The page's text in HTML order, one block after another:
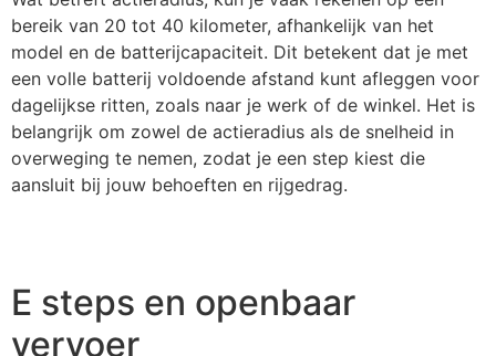
bereik van 20 tot 40 kilometer, afhankelijk van het
model en de batterijcapaciteit. Dit betekent dat je met
een volle batterij voldoende afstand kunt afleggen voor
dagelijkse ritten, zoals naar je werk of de winkel. Het is
belangrijk om zowel de actieradius als de snelheid in
overweging te nemen, zodat je een step kiest die
aansluit bij jouw behoeften en rijgedrag.
E steps en openbaar
vervoer